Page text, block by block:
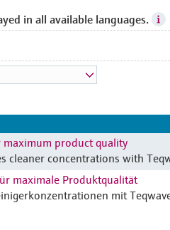
in all available languages.
product quality
cleaner concentrations with
maximale Produktqualität
mit